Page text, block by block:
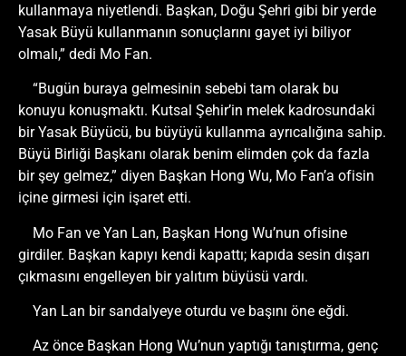
kullanmaya niyetlendi. Başkan, Doğu Şehri gibi bir yerde
Yasak Büyü kullanmanın sonuçlarını gayet iyi biliyor
olmalı,” dedi Mo Fan.
“Bugün buraya gelmesinin sebebi tam olarak bu
konuyu konuşmaktı. Kutsal Şehir’in melek kadrosundaki
bir Yasak Büyücü, bu büyüyü kullanma ayrıcalığına sahip.
Büyü Birliği Başkanı olarak benim elimden çok da fazla
bir şey gelmez,” diyen Başkan Hong Wu, Mo Fan’a ofisin
içine girmesi için işaret etti.
Mo Fan ve Yan Lan, Başkan Hong Wu’nun ofisine
girdiler. Başkan kapıyı kendi kapattı; kapıda sesin dışarı
çıkmasını engelleyen bir yalıtım büyüsü vardı.
Yan Lan bir sandalyeye oturdu ve başını öne eğdi.
Az önce Başkan Hong Wu’nun yaptığı tanıştırma, genç